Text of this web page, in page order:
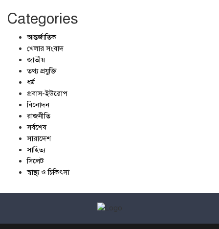
Categories
আন্তর্জাতিক
খেলার সংবাদ
জাতীয়
তথ্য প্রযুক্তি
ধর্ম
প্রবাস-ইউরোপ
বিনোদন
রাজনীতি
সর্বশেষ
সারাদেশ
সাহিত্য
সিলেট
স্বাস্থ্য ও চিকিৎসা